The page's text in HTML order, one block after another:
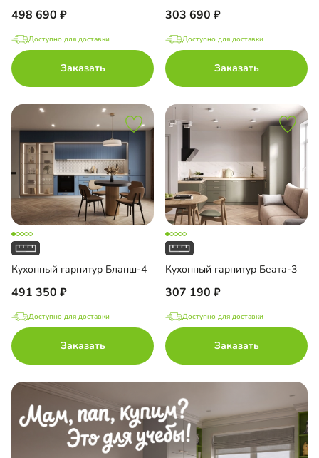
498 690
Доступно для доставки
Заказать
303 690
Доступно для доставки
Заказать
Кухонный гарнитур Бланш-4
491 350
Доступно для доставки
Заказать
Кухонный гарнитур Беата-3
307 190
Доступно для доставки
Заказать